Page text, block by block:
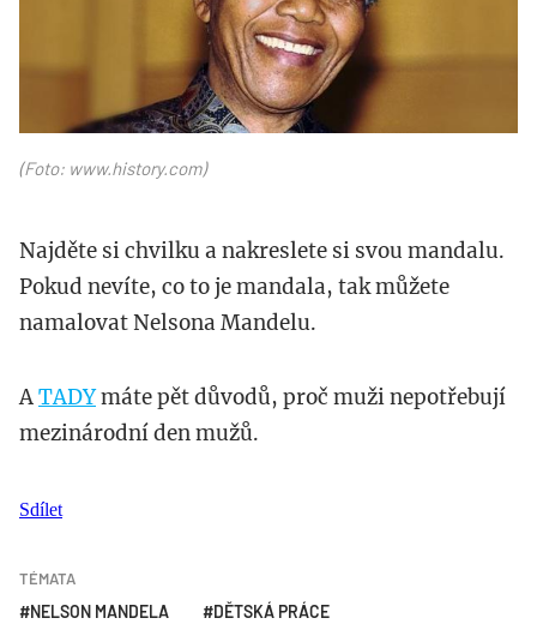
(Foto: www.history.com)
Najděte si chvilku a nakreslete si svou mandalu.
Pokud nevíte, co to je mandala, tak můžete
namalovat Nelsona Mandelu.
ATADYmáte pět důvodů, proč muži nepotřebují
mezinárodní den mužů.
Sdílet
TÉMATA
NELSON MANDELA DĚTSKÁ PRÁCE